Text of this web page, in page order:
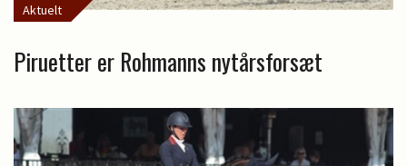
Aktuelt
Piruetter er Rohmanns nytårsforsæt